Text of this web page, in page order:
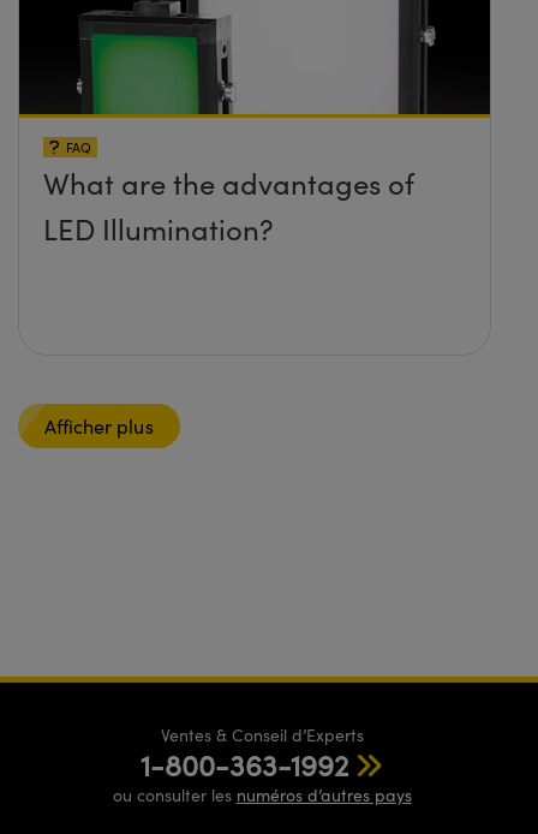
FAQ
What are the advantages of
LED Illumination?
Afficher plus
Ventes & Conseil d’Experts
1-800-363-1992
ou consulter les numéros d’autres pays